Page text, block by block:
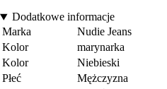
Dodatkowe informacje
Marka
Nudie Jeans
Kolor
marynarka
Kolor
Niebieski
Płeć
Mężczyzna